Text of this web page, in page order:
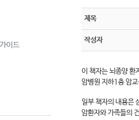
이드
제목
작성자
이 책자는 뇌종양 환
암병원 지하1층 암
일부 책자의 내용은
암환자와 가족들의